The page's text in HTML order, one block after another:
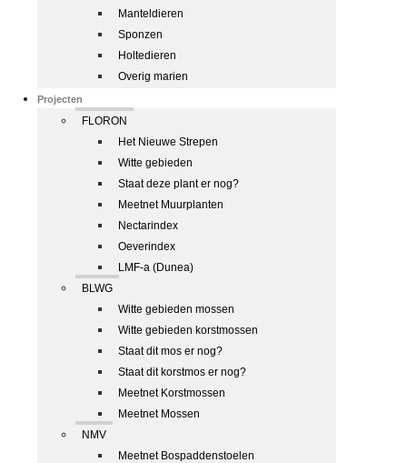
Manteldieren
Sponzen
Holtedieren
Overig marien
Projecten
FLORON
Het Nieuwe Strepen
Witte gebieden
Staat deze plant er nog?
Meetnet Muurplanten
Nectarindex
Oeverindex
LMF-a (Dunea)
BLWG
Witte gebieden mossen
Witte gebieden korstmossen
Staat dit mos er nog?
Staat dit korstmos er nog?
Meetnet Korstmossen
Meetnet Mossen
NMV
Meetnet Bospaddenstoelen